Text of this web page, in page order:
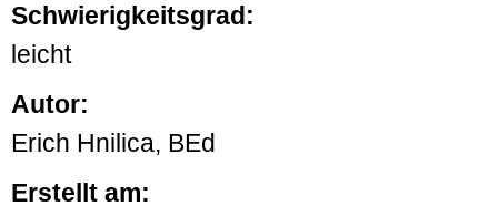
Schwierigkeitsgrad:
leicht
Autor:
Erich Hnilica, BEd
Erstellt am: